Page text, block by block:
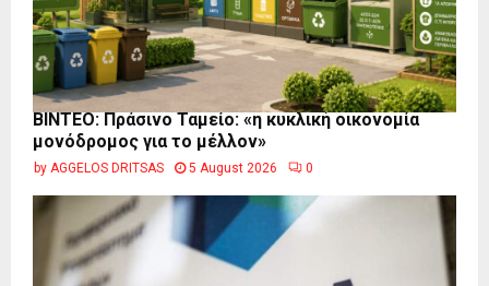
BINTEO: Πράσινο Ταμείο: «η κυκλική οικονομία
μονόδρομος για το μέλλον»
by AGGELOS DRITSAS 5 August 2026 0